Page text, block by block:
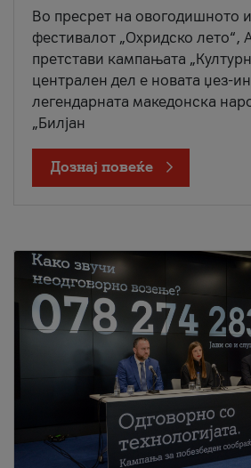
Во пресрет на овогодишното
фестивалот „Охридско лето“,
претстави кампањата
централен дел е новата џез-
легендарната македонска
„Билјан
Дознај повеќе